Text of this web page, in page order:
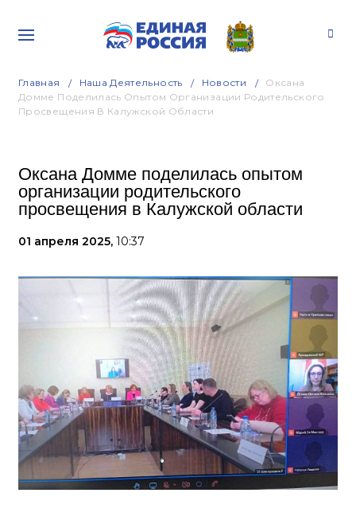
Главная Наша Деятельность Новости
Оксана
Домме Поделилась Опытом Организации Родительского
Просвещения В Калужской Области
Оксана Домме поделилась опытом
организации родительского
просвещения в Калужской области
01 апреля 2025, 10:37